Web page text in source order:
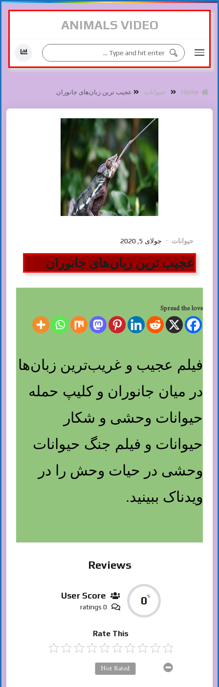
ANIMALS VIDEO
حیوانات عجیب ترین زبان‌های جانوران
حیوانات جولای 5, 2020
عجیب ترین زبان‌های جانوران
Spread the love
فیلم عجیب و غریب‌ترین زبان‌ها
در میان جانوران و کلیپ حمله
حیوانات وحشی و شکار
حیوانات و فیلم جنگ حیوانات
وحشی در حیات وحش را در
ویدناک ببینید.
Reviews
0%
User Score
0 ratings
Rate This
Not Rated